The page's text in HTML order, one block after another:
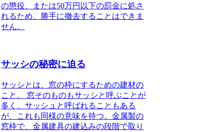
の懲役、または50万円以下の罰金に処さ
れるため、勝手に撤去することはできま
せん。
サッシの秘密に迫る
サッシとは、窓の枠にするための建材の
こと。
窓そのものもサッシと呼ぶことが
多く、サッシュと呼ばれることもある
が、これも同様の意味を持つ。金属製の
窓枠で、金属建具の建込みの段階で取り